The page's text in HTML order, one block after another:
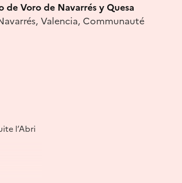
Voro de Navarrés y Quesa
Valencia, Communauté
l’Abri